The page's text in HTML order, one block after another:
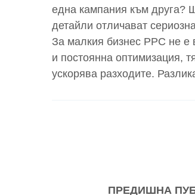
една кампания към друга?
детайли отличават
За малкия бизнес PPC не е
и постоянна оптимизация,
ускорява разходите.
ПРЕДИШНА